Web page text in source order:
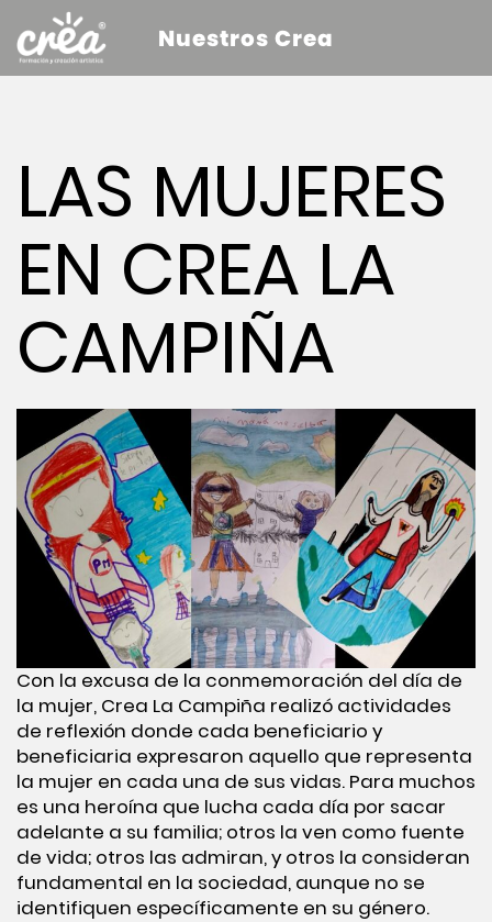
Nuestros Crea
LAS MUJERES
EN CREA LA
CAMPIÑA
Con la excusa de la conmemoración del día de
la mujer, Crea La Campiña realizó actividades
de reflexión donde cada beneficiario y
beneficiaria expresaron aquello que representa
la mujer en cada una de sus vidas. Para muchos
es una heroína que lucha cada día por sacar
adelante a su familia; otros la ven como fuente
de vida; otros las admiran, y otros la consideran
fundamental en la sociedad, aunque no se
identifiquen específicamente en su género.